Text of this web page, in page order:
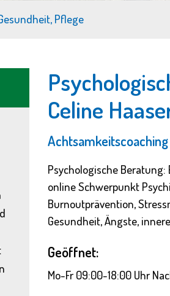
Pflege
Celine
Achtsamkeitscoaching
Psychologische
online Schwerpunkt
Burnoutprävention,
Gesundheit, Ängste,
Geöffnet:
Mo-Fr 09:00-18:00 Uhr